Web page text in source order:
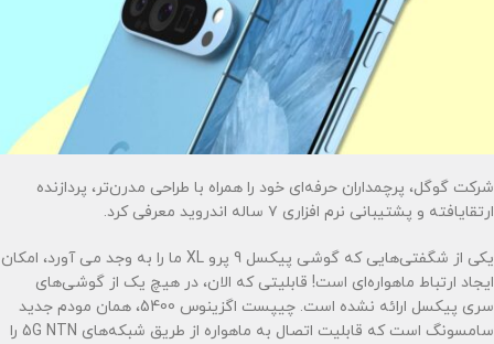
شرکت گوگل، پرچمداران حرفه‌ای خود را همراه با طراحی مدرن‌تر، پردازنده‌
ارتقایافته و پشتیبانی نرم افزاری ۷ ساله اندروید معرفی کرد.
یکی از شگفتی‌هایی که گوشی پیکسل 9 پرو XL ما را به وجد می آورد، امکان
ایجاد ارتباط ماهواره‌ای است! قابلیتی که الان، در هیچ یک از گوشی‌های
سری پیکسل ارائه نشده است. چیپست اگزینوس 5400، همان مودم جدید
سامسونگ است که قابلیت اتصال به ماهواره از طریق شبکه‌‌های 5G NTN را